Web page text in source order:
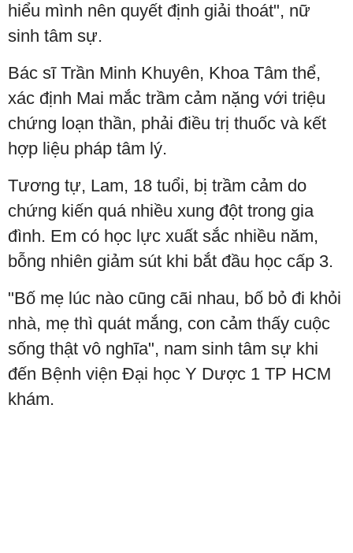
hiểu mình nên quyết định giải thoát", nữ
sinh tâm sự.
Bác sĩ Trần Minh Khuyên, Khoa Tâm thể,
xác định Mai mắc trầm cảm nặng với triệu
chứng loạn thần, phải điều trị thuốc và kết
hợp liệu pháp tâm lý.
Tương tự, Lam, 18 tuổi, bị trầm cảm do
chứng kiến quá nhiều xung đột trong gia
đình. Em có học lực xuất sắc nhiều năm,
bỗng nhiên giảm sút khi bắt đầu học cấp 3.
"Bố mẹ lúc nào cũng cãi nhau, bố bỏ đi khỏi
nhà, mẹ thì quát mắng, con cảm thấy cuộc
sống thật vô nghĩa", nam sinh tâm sự khi
đến Bệnh viện Đại học Y Dược 1 TP HCM
khám.